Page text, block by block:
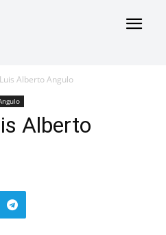
Alberto Angulo
Alberto